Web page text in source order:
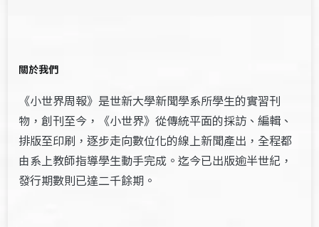
關於我們
《小世界周報》是世新大學新聞學系所學生的實習刊
物，創刊至今，《小世界》從傳統平面的採訪、編輯、
排版至印刷，逐步走向數位化的線上新聞產出，全程都
由系上教師指導學生動手完成。迄今已出版逾半世紀，
發行期數則已達二千餘期。